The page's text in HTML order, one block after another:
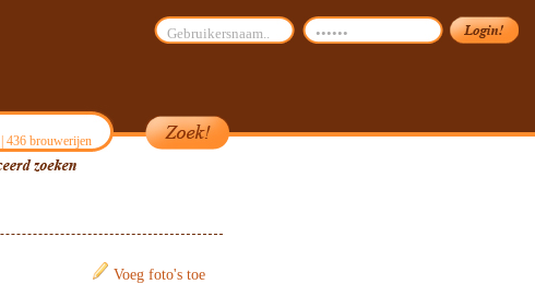
436brouwerijen
Voeg foto's toe